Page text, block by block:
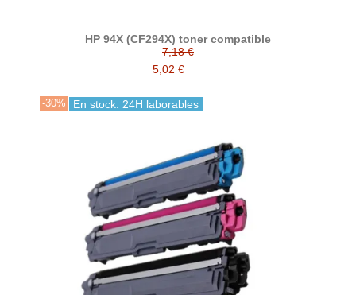
HP 94X (CF294X) toner compatible
7,18 €
5,02 €
-30% En stock: 24H laborables